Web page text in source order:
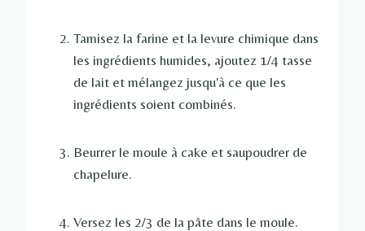
Tamisez la farine et la levure chimique dans
les ingrédients humides, ajoutez 1/4 tasse
de lait et mélangez jusqu'à ce que les
ingrédients soient combinés.
Beurrer le moule à cake et saupoudrer de
chapelure.
Versez les 2/3 de la pâte dans le moule.